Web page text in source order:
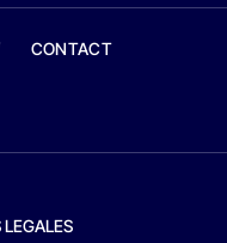
CONTACT